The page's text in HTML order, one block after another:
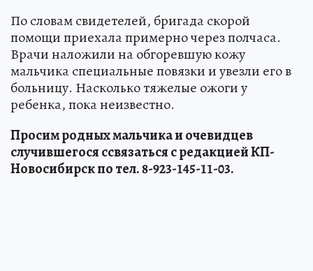
По словам свидетелей, бригада скорой
помощи приехала примерно через полчаса.
Врачи наложили на обгоревшую кожу
мальчика специальные повязки и увезли его в
больницу. Насколько тяжелые ожоги у
ребенка, пока неизвестно.
Просим родных мальчика и очевидцев
случившегося ссвязаться с редакцией КП-
Новосибирск по тел. 8-923-145-11-03.